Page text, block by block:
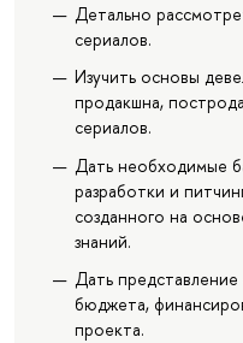
Детально
сериалов.
Изучить основы
продакшна,
сериалов.
Дать необходимые
разработки и
созданного на
знаний.
Дать
бюджета,
проекта.